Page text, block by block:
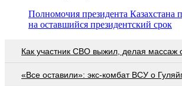
Полномочия президента Казахстана
на оставшийся президентский срок
Как участник СВО выжил, делая массаж
«Все оставили»: экс-комбат ВСУ о